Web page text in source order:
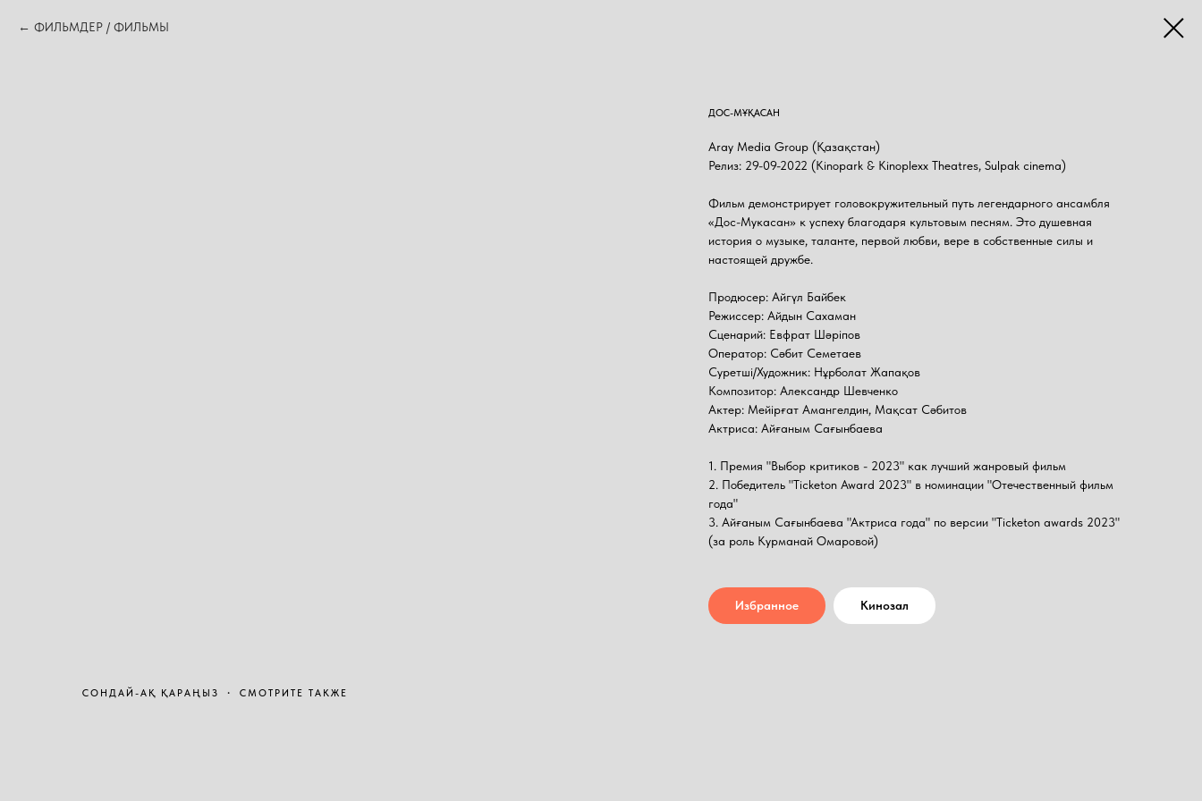
ФИЛЬМДЕР / ФИЛЬМЫ
ДОС-МҰҚАСАН
Aray Media Group (Қазақстан)
Релиз: 29-09-2022 (Kinopark & Kinoplexx Theatres, Sulpak cinema)
Фильм демонстрирует головокружительный путь легендарного ансамбля
«Дос-Мукасан» к успеху благодаря культовым песням. Это душевная
история о музыке, таланте, первой любви, вере в собственные силы и
настоящей дружбе.
Продюсер: Айгүл Байбек
Режиссер: Айдын Сахаман
Сценарий: Евфрат Шәріпов
Оператор: Сәбит Семетаев
Суретші/Художник: Нұрболат Жапақов
Композитор: Александр Шевченко
Актер: Мейірғат Амангелдин, Мақсат Сәбитов
Актриса: Айғаным Сағынбаева
1. Премия "Выбор критиков - 2023" как лучший жанровый фильм
2. Победитель "Ticketon Award 2023" в номинации "Отечественный фильм
года"
3. Айғаным Сағынбаева "Актриса года" по версии "Ticketon awards 2023"
(за роль Курманай Омаровой)
Избранное Кинозал
СОНДАЙ-АҚ ҚАРАҢЫЗ ・ СМОТРИТЕ ТАКЖЕ